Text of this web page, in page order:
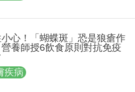
心！「蝴蝶斑」恐是狼瘡作
養師授6飲食原則對抗免疫
疾病